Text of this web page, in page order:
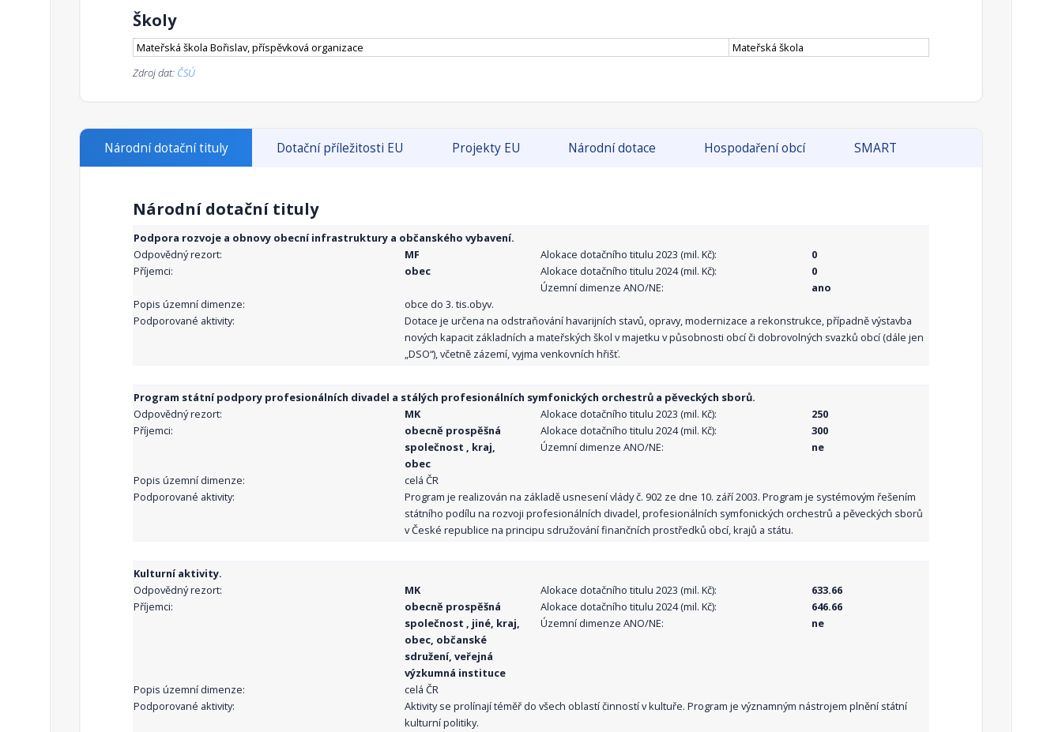
Školy
Mateřská škola Bořislav, příspěvková organizace
Mateřská škola
Zdroj dat: ČSÚ
Národní dotační tituly Dotační příležitosti EU Projekty EU Národní dotace Hospodaření obcí SMART
Národní dotační tituly
Podpora rozvoje a obnovy obecní infrastruktury a občanského vybavení.
Odpovědný rezort:
MF
Příjemci:
obec
Alokace dotačního titulu 2023 (mil. Kč):
0
Alokace dotačního titulu 2024 (mil. Kč):
0
Územní dimenze ANO/NE:
ano
Popis územní dimenze:
obce do 3. tis.obyv.
Podporované aktivity:
Dotace je určena na odstraňování havarijních stavů, opravy, modernizace a rekonstrukce, případně výstavba
nových kapacit základních a mateřských škol v majetku v působnosti obcí či dobrovolných svazků obcí (dále jen
„DSO“), včetně zázemí, vyjma venkovních hřišť.
Program státní podpory profesionálních divadel a stálých profesionálních symfonických orchestrů a pěveckých sborů.
Odpovědný rezort:
MK
Příjemci:
obecně prospěšná
společnost , kraj,
obec
Alokace dotačního titulu 2023 (mil. Kč):
250
Alokace dotačního titulu 2024 (mil. Kč):
300
Územní dimenze ANO/NE:
ne
Popis územní dimenze:
celá ČR
Podporované aktivity:
Program je realizován na základě usnesení vlády č. 902 ze dne 10. září 2003. Program je systémovým řešením
státního podílu na rozvoji profesionálních divadel, profesionálních symfonických orchestrů a pěveckých sborů
v České republice na principu sdružování finančních prostředků obcí, krajů a státu.
Kulturní aktivity.
Odpovědný rezort:
MK
Příjemci:
obecně prospěšná
společnost , jiné, kraj,
obec, občanské
sdružení, veřejná
výzkumná instituce
Alokace dotačního titulu 2023 (mil. Kč):
633.66
Alokace dotačního titulu 2024 (mil. Kč):
646.66
Územní dimenze ANO/NE:
ne
Popis územní dimenze:
celá ČR
Podporované aktivity:
Aktivity se prolínají téměř do všech oblastí činností v kultuře. Program je významným nástrojem plnění státní
kulturní politiky.